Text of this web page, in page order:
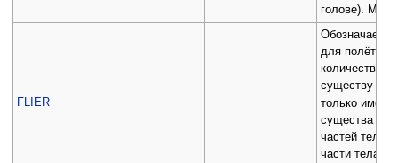
голове).
FLIER
Обозначает
для полёта.
количества
существу
только имея
существа и
частей тела
части тела